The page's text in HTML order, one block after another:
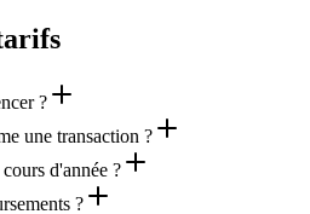
?
une transaction ?
d'année ?
?